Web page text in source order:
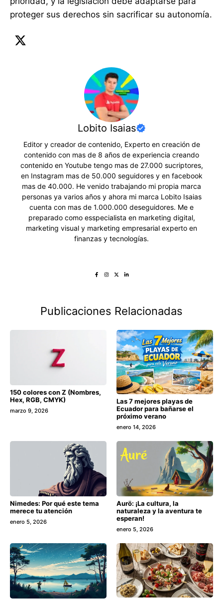
proteger sus derechos sin sacrificar su autonomía.
Lobito Isaias
Editor y creador de contenido, Experto en creación de
contenido con mas de 8 años de experiencia creando
contenido en Youtube tengo mas de 27.000 sucriptores,
en Instagram mas de 50.000 seguidores y en facebook
mas de 40.000. He venido trabajando mi propia marca
personas ya varios años y ahora mi marca Lobito Isaias
cuenta con mas de 1.000.000 deseguidores. Me e
preparado como esspecialista en marketing digital,
marketing visual y marketing empresarial experto en
finanzas y tecnologías.
Publicaciones Relacionadas
150 colores con Z (Nombres,
Hex, RGB, CMYK)
marzo 9, 2026
Las 7 mejores playas de
Ecuador para bañarse el
próximo verano
enero 14, 2026
Nimedes: Por qué este tema
merece tu atención
enero 5, 2026
Aurö: ¡La cultura, la
naturaleza y la aventura te
esperan!
enero 5, 2026